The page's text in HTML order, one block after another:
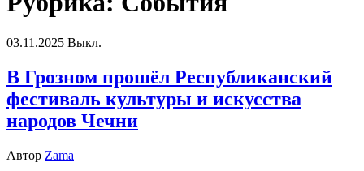
03.11.2025 Выкл.
В Грозном прошёл Республиканский
фестиваль культуры и искусства
народов Чечни
Автор Zama